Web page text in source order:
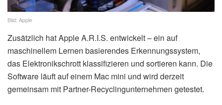
Bild: Apple
Zusätzlich hat Apple A.R.I.S. entwickelt – ein auf
maschinellem Lernen basierendes Erkennungssystem,
das Elektronikschrott klassifizieren und sortieren kann. Die
Software läuft auf einem Mac mini und wird derzeit
gemeinsam mit Partner-Recyclingunternehmen getestet.